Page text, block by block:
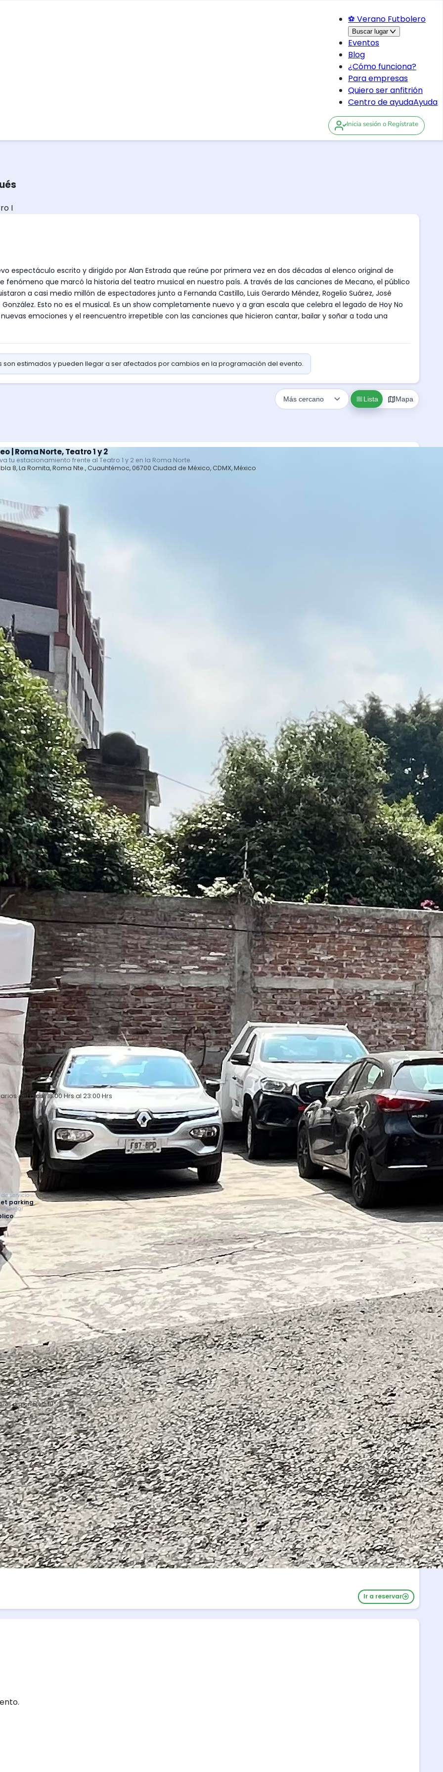
⚽ Verano Futbolero
Buscar lugar
Eventos
Blog
¿Cómo funciona?
Para empresas
Quiero ser anfitrión
Centro de ayudaAyuda
Inicia sesión o Regístrate
I
espectáculo escrito y dirigido por Alan Estrada que reúne por primera vez en dos décadas al elenco original de
fenómeno que marcó la historia del teatro musical en nuestro país. A través de las canciones de Mecano, el público
a casi medio millón de espectadores junto a Fernanda Castillo, Luis Gerardo Méndez, Rogelio Suárez, José
Esto no es el musical. Es un show completamente nuevo y a gran escala que celebra el legado de Hoy No
emociones y el reencuentro irrepetible con las canciones que hicieron cantar, bailar y soñar a toda una
son estimados y pueden llegar a ser afectados por cambios en la programación del evento.
Lista Mapa
| Roma Norte, Teatro 1 y 2
tu estacionamiento frente al Teatro 1 y 2 en la Roma Norte.
8, La Romita, Roma Nte., Cuauhtémoc, 06700 Ciudad de México, CDMX, México
del plan: 18:00 Hrs al 23:00 Hrs
disponibles:10
de servicio
parking
de lugar
Ir a reservar